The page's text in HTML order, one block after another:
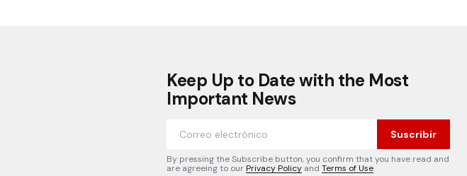
Keep Up to Date with the Most
Important News
Suscribir
By pressing the Subscribe button, you confirm that you have read and
are agreeing to ourPrivacy Policy and Terms of Use